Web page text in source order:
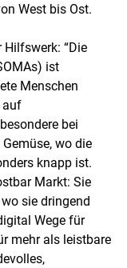
West bis Ost.
“Die
ist
Menschen
auf
bei
wo die
knapp ist.
Markt: Sie
sie dringend
Wege für
mehr als leistbare